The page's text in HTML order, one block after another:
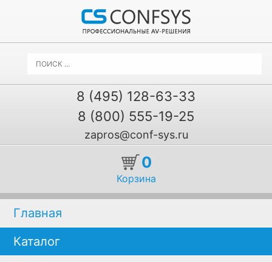
8 (495) 128-63-33
8 (800) 555-19-25
zapros@conf-sys.ru
0
Корзина
Главная
Каталог